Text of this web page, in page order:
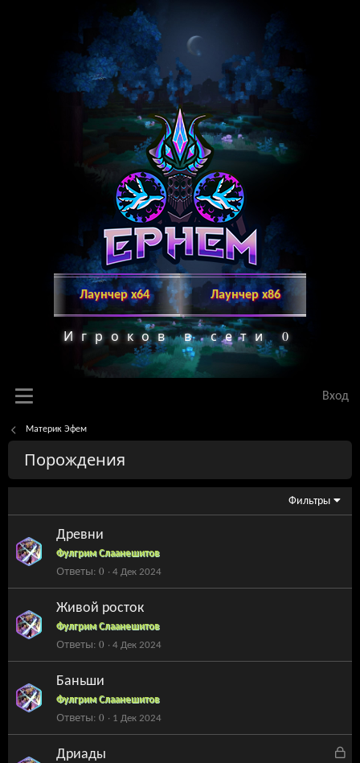
Лаунчер х64 Лаунчер x86
Игроков в сети 0
Вход
Материк Эфем
Порождения
Фильтры
Древни
Фулгрим Слаанешитов
Ответы 0 4 Дек 2024
Живой росток
Фулгрим Слаанешитов
Ответы 0 4 Дек 2024
Баньши
Фулгрим Слаанешитов
Ответы 0 1 Дек 2024
З
Дриады